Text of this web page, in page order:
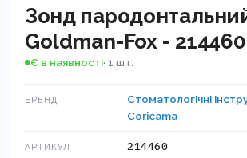
Зонд
Goldman-Fox - 214460
Є в наявності· 1 шт.
БРЕНД
Стоматологічні
Coricama
АРТИКУЛ 214460